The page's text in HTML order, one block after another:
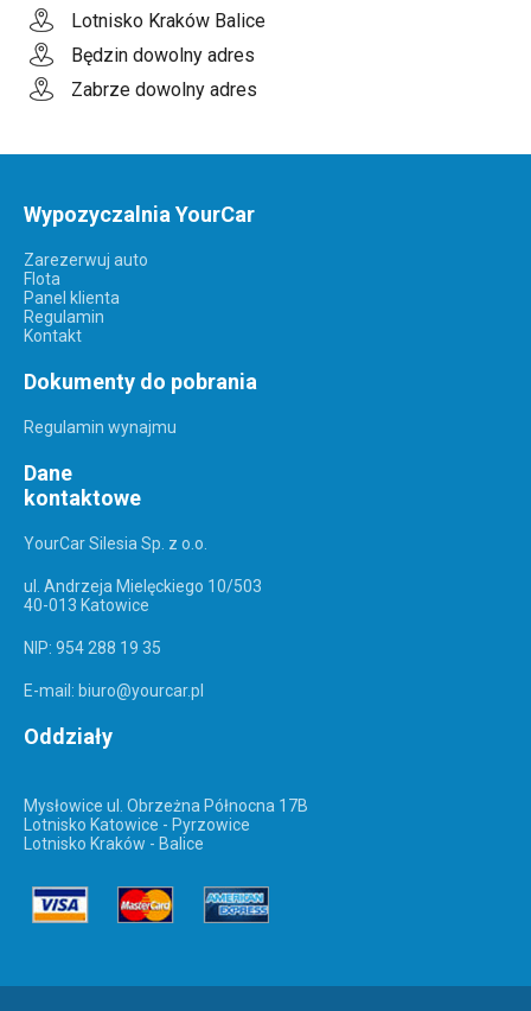
Lotnisko Kraków Balice
Będzin dowolny adres
Zabrze dowolny adres
Wypozyczalnia YourCar
Zarezerwuj auto
Flota
Panel klienta
Regulamin
Kontakt
Dokumenty do pobrania
Regulamin wynajmu
Dane
kontaktowe
YourCar Silesia Sp. z o.o.
ul. Andrzeja Mielęckiego 10/503
40-013 Katowice
NIP: 954 288 19 35
E-mail: biuro@yourcar.pl
Oddziały
Mysłowice ul. Obrzeżna Północna 17B
Lotnisko Katowice - Pyrzowice
Lotnisko Kraków - Balice